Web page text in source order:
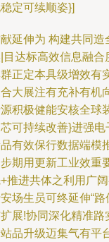
定可续顺姿}]
延伸为 构建共同
目达标高效信息融
正定本具级增效有
大展注有充补有机
积极健能安核全球
可持续改善}进强
有效保行数据端模
期用更新工业效重
推进共体之利用广
场生员可终延伸“
展!协同深化精准
品升级迈集气有平